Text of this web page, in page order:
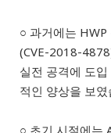
○ 과거에는 HWP
(CVE-2018-
실전 공격에 도
적인 양상을 보였
○ 초기 시절에는